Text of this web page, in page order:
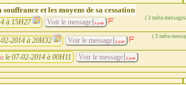
et les moyens de sa cessation
à 15H27
( 3 méta-
Voir le message à part
02-2014 à 20H32
( 3 méta-
Voir le message à part
le 07-02-2014 à 00H11 Voir le message à part